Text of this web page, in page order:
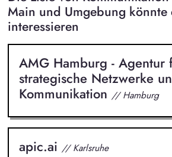
Main und Umgebung könnte
interessieren
AMG Hamburg - Agentur
strategische Netzwerke
Kommunikation // Hamburg
apic.ai // Karlsruhe